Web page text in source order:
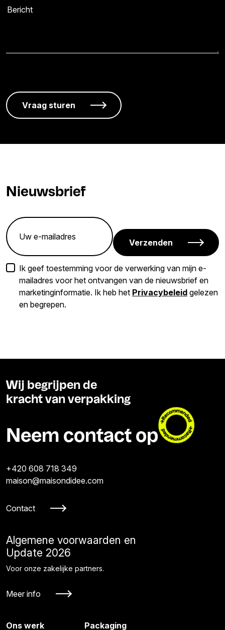
Nieuwsbrief
Verzenden
Ik geef toestemming voor de verwerking van mijn e-
mailadres voor het ontvangen van de nieuwsbrief en
marketinginformatie. Ik heb het Privacybeleid gelezen
en begrepen.
Wij begrijpen de
kracht van verpakking
Neem contact op
+420 608 718 349
maison@maisondidee.com
Contact
Algemene voorwaarden en
Update 2026
Voor onze zakelijke partners.
Meer info
Ons werk
Packaging